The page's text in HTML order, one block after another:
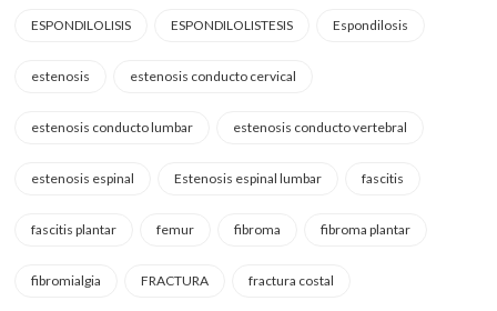
ESPONDILOLISIS ESPONDILOLISTESIS Espondilosis
estenosis estenosis conducto cervical
estenosis conducto lumbar estenosis conducto vertebral
estenosis espinal Estenosis espinal lumbar fascitis
fascitis plantar femur fibroma fibroma plantar
fibromialgia FRACTURA fractura costal